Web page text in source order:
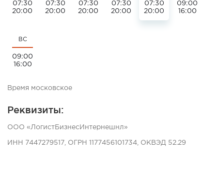
07:30
20:00
07:30
20:00
07:30
20:00
07:30
20:00
07:30
20:00
09:00
16:00
ВС
09:00
16:00
Время московское
Реквизиты:
ООО «ЛогистБизнесИнтернешнл»
ИНН 7447279517, ОГРН 1177456101734, ОКВЭД 52.29